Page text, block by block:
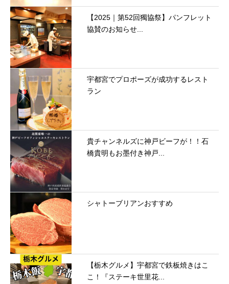
【2025｜第52回獨協祭】パンフレット
協賛のお知らせ...
宇都宮でプロポーズが成功するレスト
ラン
貴チャンネルズに神戸ビーフが！！石
橋貴明もお墨付き神戸...
シャトーブリアンおすすめ
【栃木グルメ】宇都宮で鉄板焼きはこ
こ！『ステーキ世里花...